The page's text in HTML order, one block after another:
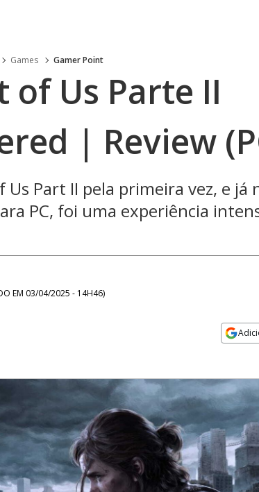
Games Gamer Point
of Us Parte II
| Review
Us Part II pela primeira vez, e já
PC, foi uma experiência
EM 03/04/2025 - 14H46)